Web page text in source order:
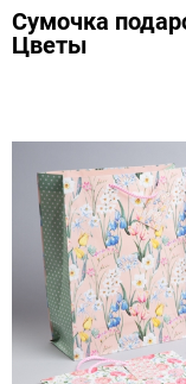
Сумочка
Цветы